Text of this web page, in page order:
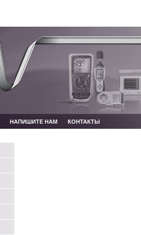
НАПИШИТЕ НАМ КОНТАКТЫ